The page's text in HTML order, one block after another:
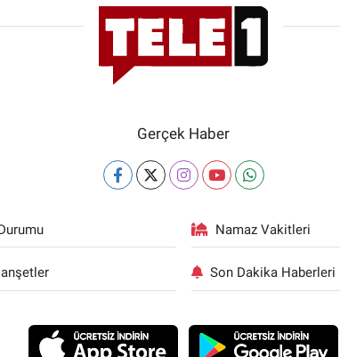
Gerçek Haber
Namaz Vakitleri
Son Dakika Haberleri